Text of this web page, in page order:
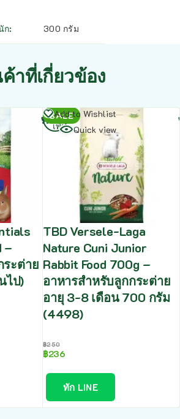
ก 300 กรัม
าที่เกี่ยวข้อง
–
ระต่าย
ไป)
SALE
Add to Wishlist
Quick view
TBD Versele-Laga
Nature Cuni Junior
Rabbit Food 700g –
อาหารสำหรับลูกกระต่าย
อายุ 3-8 เดือน 700 กรัม
(4498)
฿250
฿236
ทัก LINE
อ่าน
เพิ่ม